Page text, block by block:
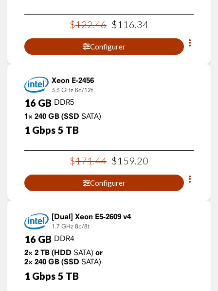
$122.46 $116 34
Configurer
Xeon E-2456
3.3 GHz 6c/12t
16 GB DDR5
1× 240 GB (SSD SATA)
1 Gbps 5 TB
$171.44 $159.20
Configurer
Xeon E5-2609 v4
1.7 GHz 8c/8t
16 GB DDR4
2× 2 TB (HDD SATA) or
2× 240 GB (SSD SATA)
1 Gbps 5 TB